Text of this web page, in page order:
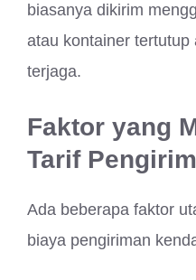
biasanya dikirim
atau kontainer tertutup
terjaga.
Faktor yang
Tarif
Ada beberapa faktor
biaya pengiriman